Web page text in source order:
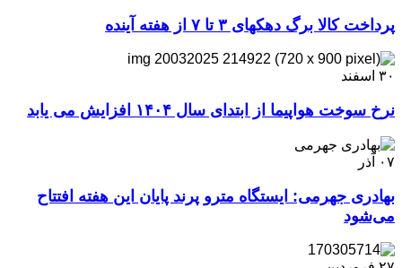
پرداخت کالا برگ دهکهای ۳ تا ۷ از هفته آینده
۳۰ اسفند
نرخ سوخت هواپیما از ابتدای سال ۱۴۰۴ افزایش می یابد
۰۷ آذر
بهادری جهرمی: ایستگاه مترو پرند پایان این هفته افتتاح
می‌شود